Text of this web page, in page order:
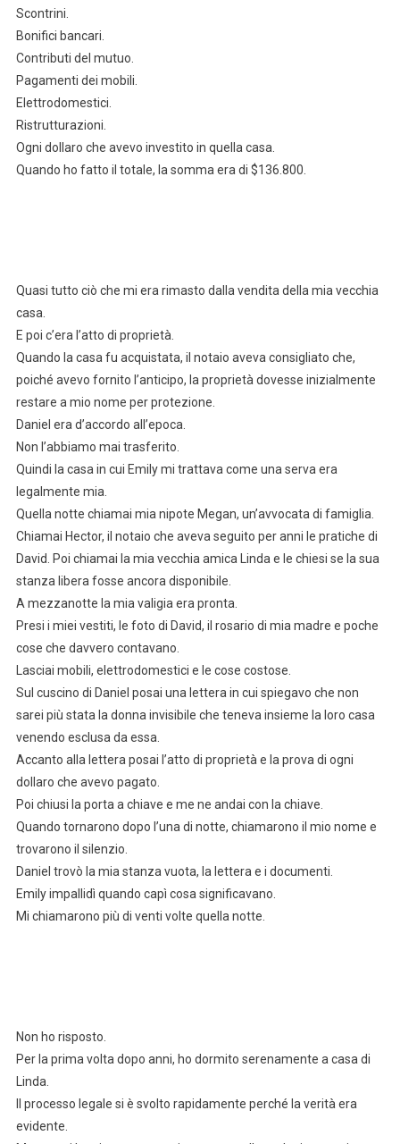
Scontrini.
Bonifici bancari.
Contributi del mutuo.
Pagamenti dei mobili.
Elettrodomestici.
Ristrutturazioni.
Ogni dollaro che avevo investito in quella casa.
Quando ho fatto il totale, la somma era di $136.800.
Quasi tutto ciò che mi era rimasto dalla vendita della mia vecchia
casa.
E poi c’era l’atto di proprietà.
Quando la casa fu acquistata, il notaio aveva consigliato che,
poiché avevo fornito l’anticipo, la proprietà dovesse inizialmente
restare a mio nome per protezione.
Daniel era d’accordo all’epoca.
Non l’abbiamo mai trasferito.
Quindi la casa in cui Emily mi trattava come una serva era
legalmente mia.
Quella notte chiamai mia nipote Megan, un’avvocata di famiglia.
Chiamai Hector, il notaio che aveva seguito per anni le pratiche di
David. Poi chiamai la mia vecchia amica Linda e le chiesi se la sua
stanza libera fosse ancora disponibile.
A mezzanotte la mia valigia era pronta.
Presi i miei vestiti, le foto di David, il rosario di mia madre e poche
cose che davvero contavano.
Lasciai mobili, elettrodomestici e le cose costose.
Sul cuscino di Daniel posai una lettera in cui spiegavo che non
sarei più stata la donna invisibile che teneva insieme la loro casa
venendo esclusa da essa.
Accanto alla lettera posai l’atto di proprietà e la prova di ogni
dollaro che avevo pagato.
Poi chiusi la porta a chiave e me ne andai con la chiave.
Quando tornarono dopo l’una di notte, chiamarono il mio nome e
trovarono il silenzio.
Daniel trovò la mia stanza vuota, la lettera e i documenti.
Emily impallidì quando capì cosa significavano.
Mi chiamarono più di venti volte quella notte.
Non ho risposto.
Per la prima volta dopo anni, ho dormito serenamente a casa di
Linda.
Il processo legale si è svolto rapidamente perché la verità era
evidente.